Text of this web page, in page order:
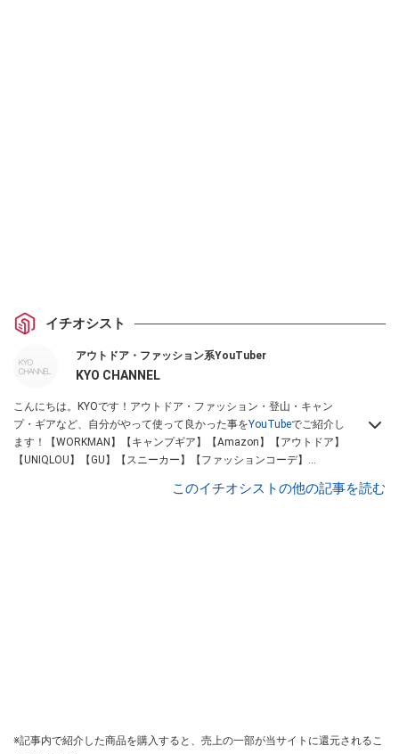
イチオシスト
アウトドア・ファッション系YouTuber
KYO CHANNEL
こんにちは。KYOです！アウトドア・ファッション・登山・キャン
プ・ギアなど、自分がやって使って良かった事をYouTubeでご紹介し
ます！【WORKMAN】【キャンプギア】【Amazon】【アウトドア】
【UNIQLOU】【GU】【スニーカー】【ファッションコーデ】
このイチオシストの他の記事を読む
※記事内で紹介した商品を購入すると、売上の一部が当サイトに還元されるこ